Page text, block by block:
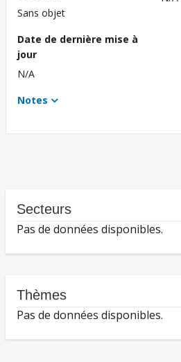
Sans objet
Date de dernière mise à
jour
N/A
Notes
Secteurs
Pas de données disponibles.
Thèmes
Pas de données disponibles.